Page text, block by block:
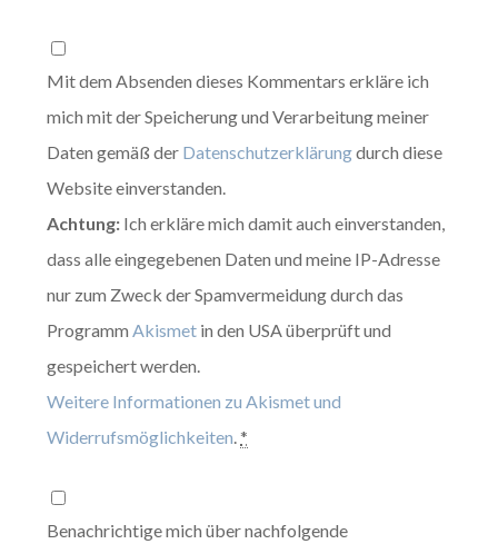
Mit dem Absenden dieses Kommentars erkläre ich
mich mit der Speicherung und Verarbeitung meiner
Daten gemäß der Datenschutzerklärungdurch diese
Website einverstanden.
Achtung: Ich erkläre mich damit auch einverstanden,
dass alle eingegebenen Daten und meine IP-Adresse
nur zum Zweck der Spamvermeidung durch das
ProgrammAkismet in den USA überprüft und
gespeichert werden.
Weitere Informationen zu Akismet und
Widerrufsmöglichkeiten.*
Benachrichtige mich über nachfolgende